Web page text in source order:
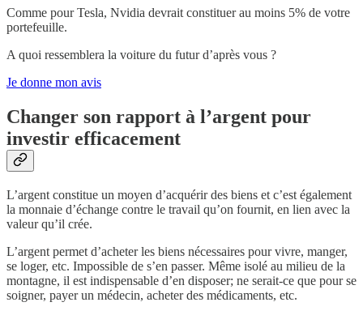
Comme pour Tesla, Nvidia devrait constituer au moins 5% de votre
portefeuille.
A quoi ressemblera la voiture du futur d’après vous ?
Je donne mon avis
Changer son rapport à l’argent pour
investir efficacement
L’argent constitue un moyen d’acquérir des biens et c’est également
la monnaie d’échange contre le travail qu’on fournit, en lien avec la
valeur qu’il crée.
L’argent permet d’acheter les biens nécessaires pour vivre, manger,
se loger, etc. Impossible de s’en passer. Même isolé au milieu de la
montagne, il est indispensable d’en disposer; ne serait-ce que pour se
soigner, payer un médecin, acheter des médicaments, etc.